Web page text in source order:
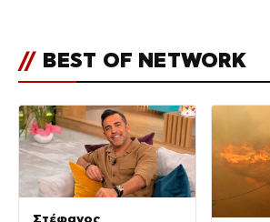
// BEST OF NETWORK
Στέφανος